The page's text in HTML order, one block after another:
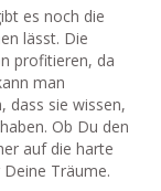
es noch die
lässt. Die
profitieren, da
man
dass sie wissen,
Ob Du den
auf die harte
Träume.